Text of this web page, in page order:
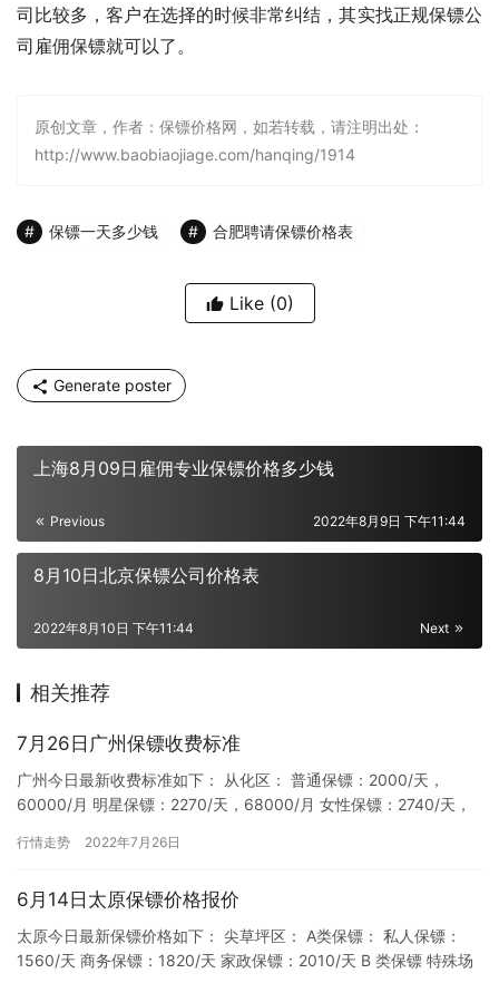
司比较多，客户在选择的时候非常纠结，其实找正规保镖公
司雇佣保镖就可以了。
原创文章，作者：保镖价格网，如若转载，请注明出处：
http://www.baobiaojiage.com/hanqing/1914
保镖一天多少钱 合肥聘请保镖价格表
Like (0)
Generate poster
上海8月09日雇佣专业保镖价格多少钱
Previous 2022年8月9日 下午11:44
8月10日北京保镖公司价格表
Next
2022年8月10日 下午11:44
相关推荐
7月26日广州保镖收费标准
广州今日最新收费标准如下： 从化区： 普通保镖：2000/天，
60000/月 明星保镖：2270/天，68000/月 女性保镖：2740/天，
行情走势 2022年7月26日
6月14日太原保镖价格报价
太原今日最新保镖价格如下： 尖草坪区： A类保镖： 私人保镖：
1560/天 商务保镖：1820/天 家政保镖：2010/天 B 类保镖 特殊场